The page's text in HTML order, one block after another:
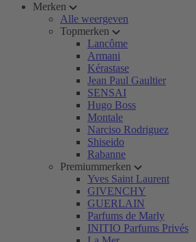
Merken
Alle weergeven
Topmerken
Lancôme
Armani
Kérastase
Jean Paul Gaultier
SENSAI
Hugo Boss
Montale
Narciso Rodriguez
Shiseido
Rabanne
Premiummerken
Yves Saint Laurent
GIVENCHY
GUERLAIN
Parfums de Marly
INITIO Parfums Privés